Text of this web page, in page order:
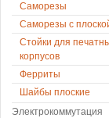
Саморезы
Саморезы с
Стойки для
корпусов
Ферриты
Шайбы плоские
Электрокоммутация